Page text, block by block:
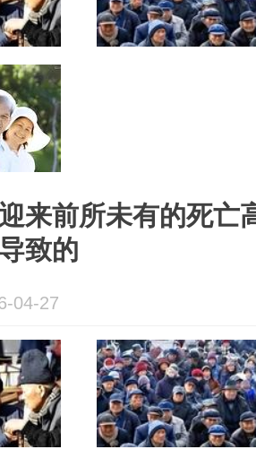
来前所未有的死亡
致的
04-27